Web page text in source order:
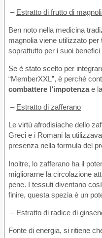
– Estratto di frutto di
Ben noto nella medicina
magnolia viene utilizzato
soprattutto per i suoi
Se è stato scelto per
“MemberXXL”, è perché
combattere l’impotenzae
– Estratto di zafferano
Le virtù afrodisiache dello
Greci e i Romani la
presenza nella formula del
Inoltre, lo zafferano ha il
migliorarne la circolazione
pene. I tessuti diventano
finire, questa spezia è un
– Estratto di radice di
Fonte di energia, si ritiene